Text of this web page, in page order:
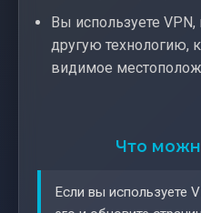
Вы используете
другую технологию,
видимое
Что
Если вы используете